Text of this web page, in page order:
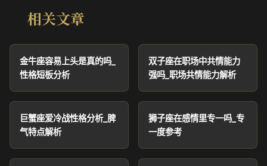
相关文章
金牛座容易上头是真的吗_
性格短板分析
双子座在职场中共情能力
强吗_职场共情能力解析
巨蟹座爱冷战性格分析_脾
气特点解析
狮子座在感情里专一吗_专
一度参考